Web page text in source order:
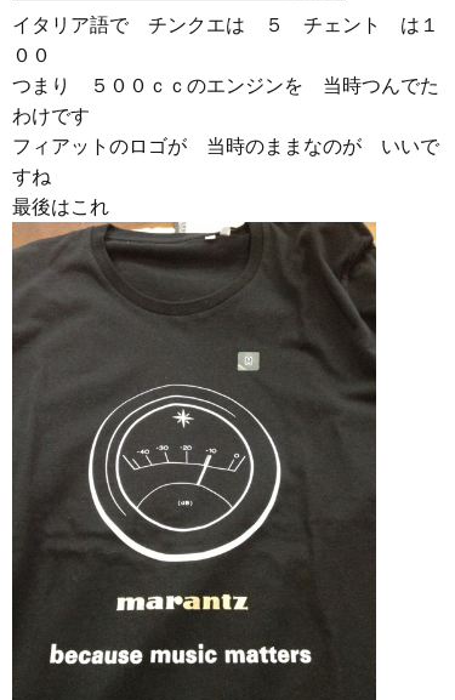
イタリア語で チンクエは ５ チェント は１
００
つまり ５００ｃｃのエンジンを 当時つんでた
わけです
フィアットのロゴが 当時のままなのが いいで
すね
最後はこれ